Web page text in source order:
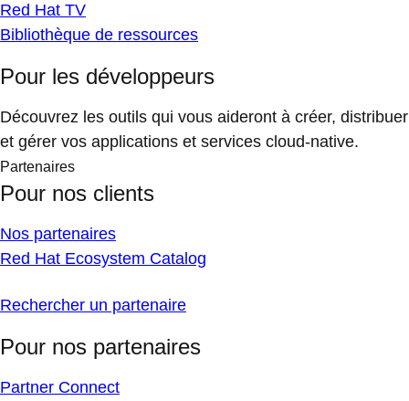
Red Hat TV
Bibliothèque de ressources
Pour les développeurs
Découvrez les outils qui vous aideront à créer, distribuer
et gérer vos applications et services cloud-native.
Partenaires
Pour nos clients
Nos partenaires
Red Hat Ecosystem Catalog
Rechercher un partenaire
Pour nos partenaires
Partner Connect